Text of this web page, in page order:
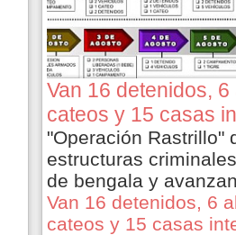
Van 16 detenidos,
cateos y 15 casas
"Operación Rastrillo"
estructuras
de bengala y
Van 16 detenidos, 6
cateos y 15 casas